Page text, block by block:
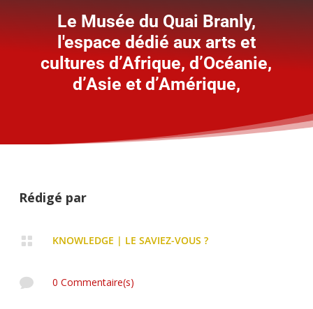
Le Musée du Quai Branly,
l'espace dédié aux arts et
cultures d’Afrique, d’Océanie,
d’Asie et d’Amérique,
Rédigé par
 KNOWLEDGE | LE SAVIEZ-VOUS ?
 0 Commentaire(s)